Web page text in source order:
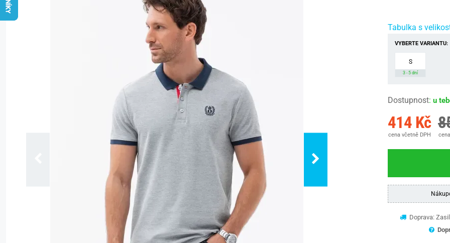
Tabulka s
VYBERTE VARIANTU:
S
3 - 5 dní
Dostupnost: u
414 Kč
cena včetně DPH
Doprava: